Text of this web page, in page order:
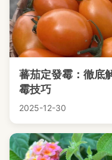
蕃茄定發霉：徹底
霉技巧
2025-12-30